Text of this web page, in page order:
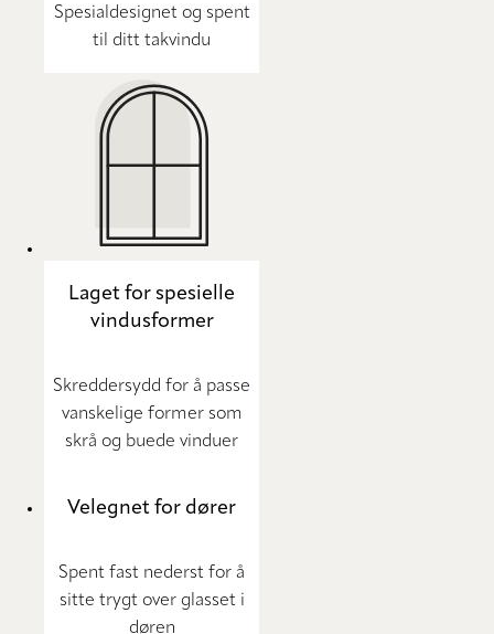
Spesialdesignet og spent
til ditt takvindu
Laget for spesielle
vindusformer
Skreddersydd for å passe
vanskelige former som
skrå og buede vinduer
Velegnet for dører
Spent fast nederst for å
sitte trygt over glasset i
døren